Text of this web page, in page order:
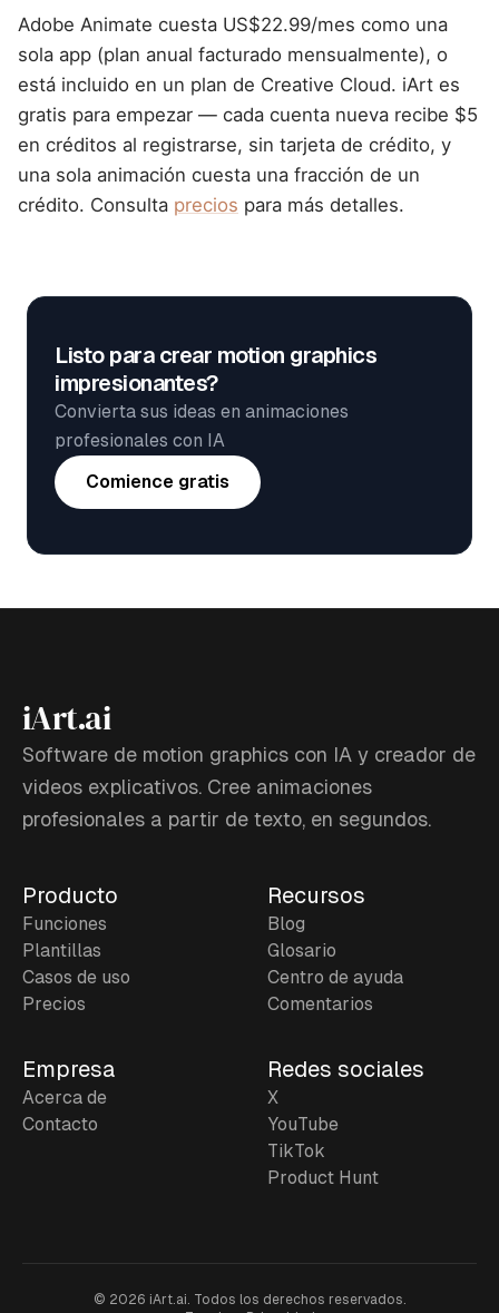
Adobe Animate cuesta US$22.99/mes como una
sola app (plan anual facturado mensualmente), o
está incluido en un plan de Creative Cloud. iArt es
gratis para empezar — cada cuenta nueva recibe $5
en créditos al registrarse, sin tarjeta de crédito, y
una sola animación cuesta una fracción de un
crédito. Consulta precios para más detalles.
Listo para crear motion graphics
impresionantes?
Convierta sus ideas en animaciones
profesionales con IA
Comience gratis
iArt.ai
Software de motion graphics con IA y creador de
videos explicativos. Cree animaciones
profesionales a partir de texto, en segundos.
Producto
Funciones
Plantillas
Casos de uso
Precios
Recursos
Blog
Glosario
Centro de ayuda
Comentarios
Empresa
Acerca de
Contacto
Redes sociales
X
YouTube
TikTok
Product Hunt
© 2026 iArt.ai. Todos los derechos reservados.